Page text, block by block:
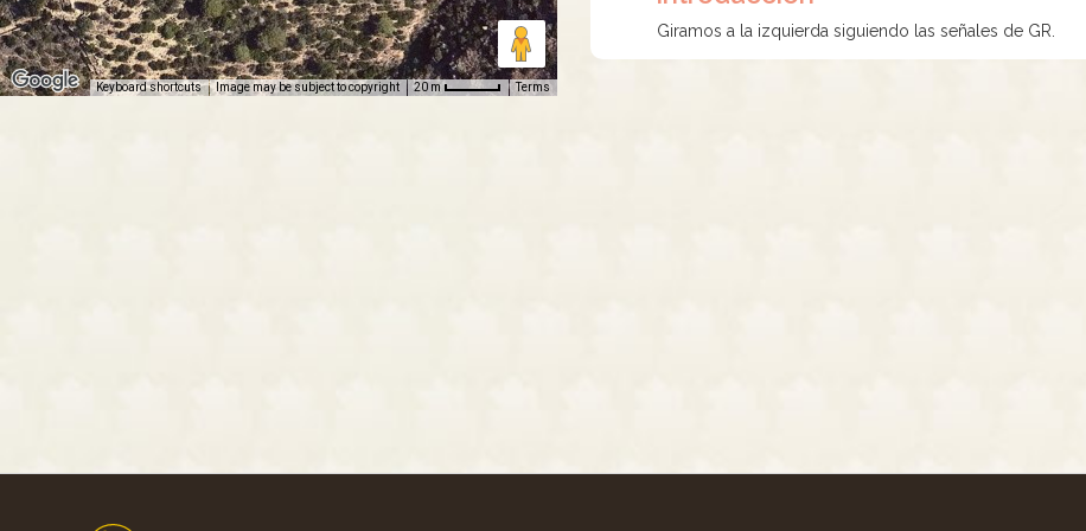
Keyboard shortcuts Image may be subject to copyright 20 m Terms
Giramos a la izquierda siguiendo las señales de GR.